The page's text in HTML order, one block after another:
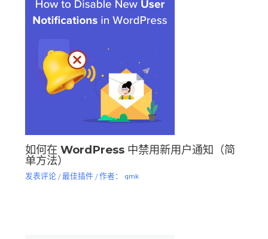
如何在 WordPress 中禁用新用户通知（简
单方法）
发表评论 /最佳插件/ 作者： qmk